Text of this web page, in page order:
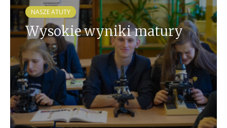
NASZE ATUTY
Wysokie wyniki matury